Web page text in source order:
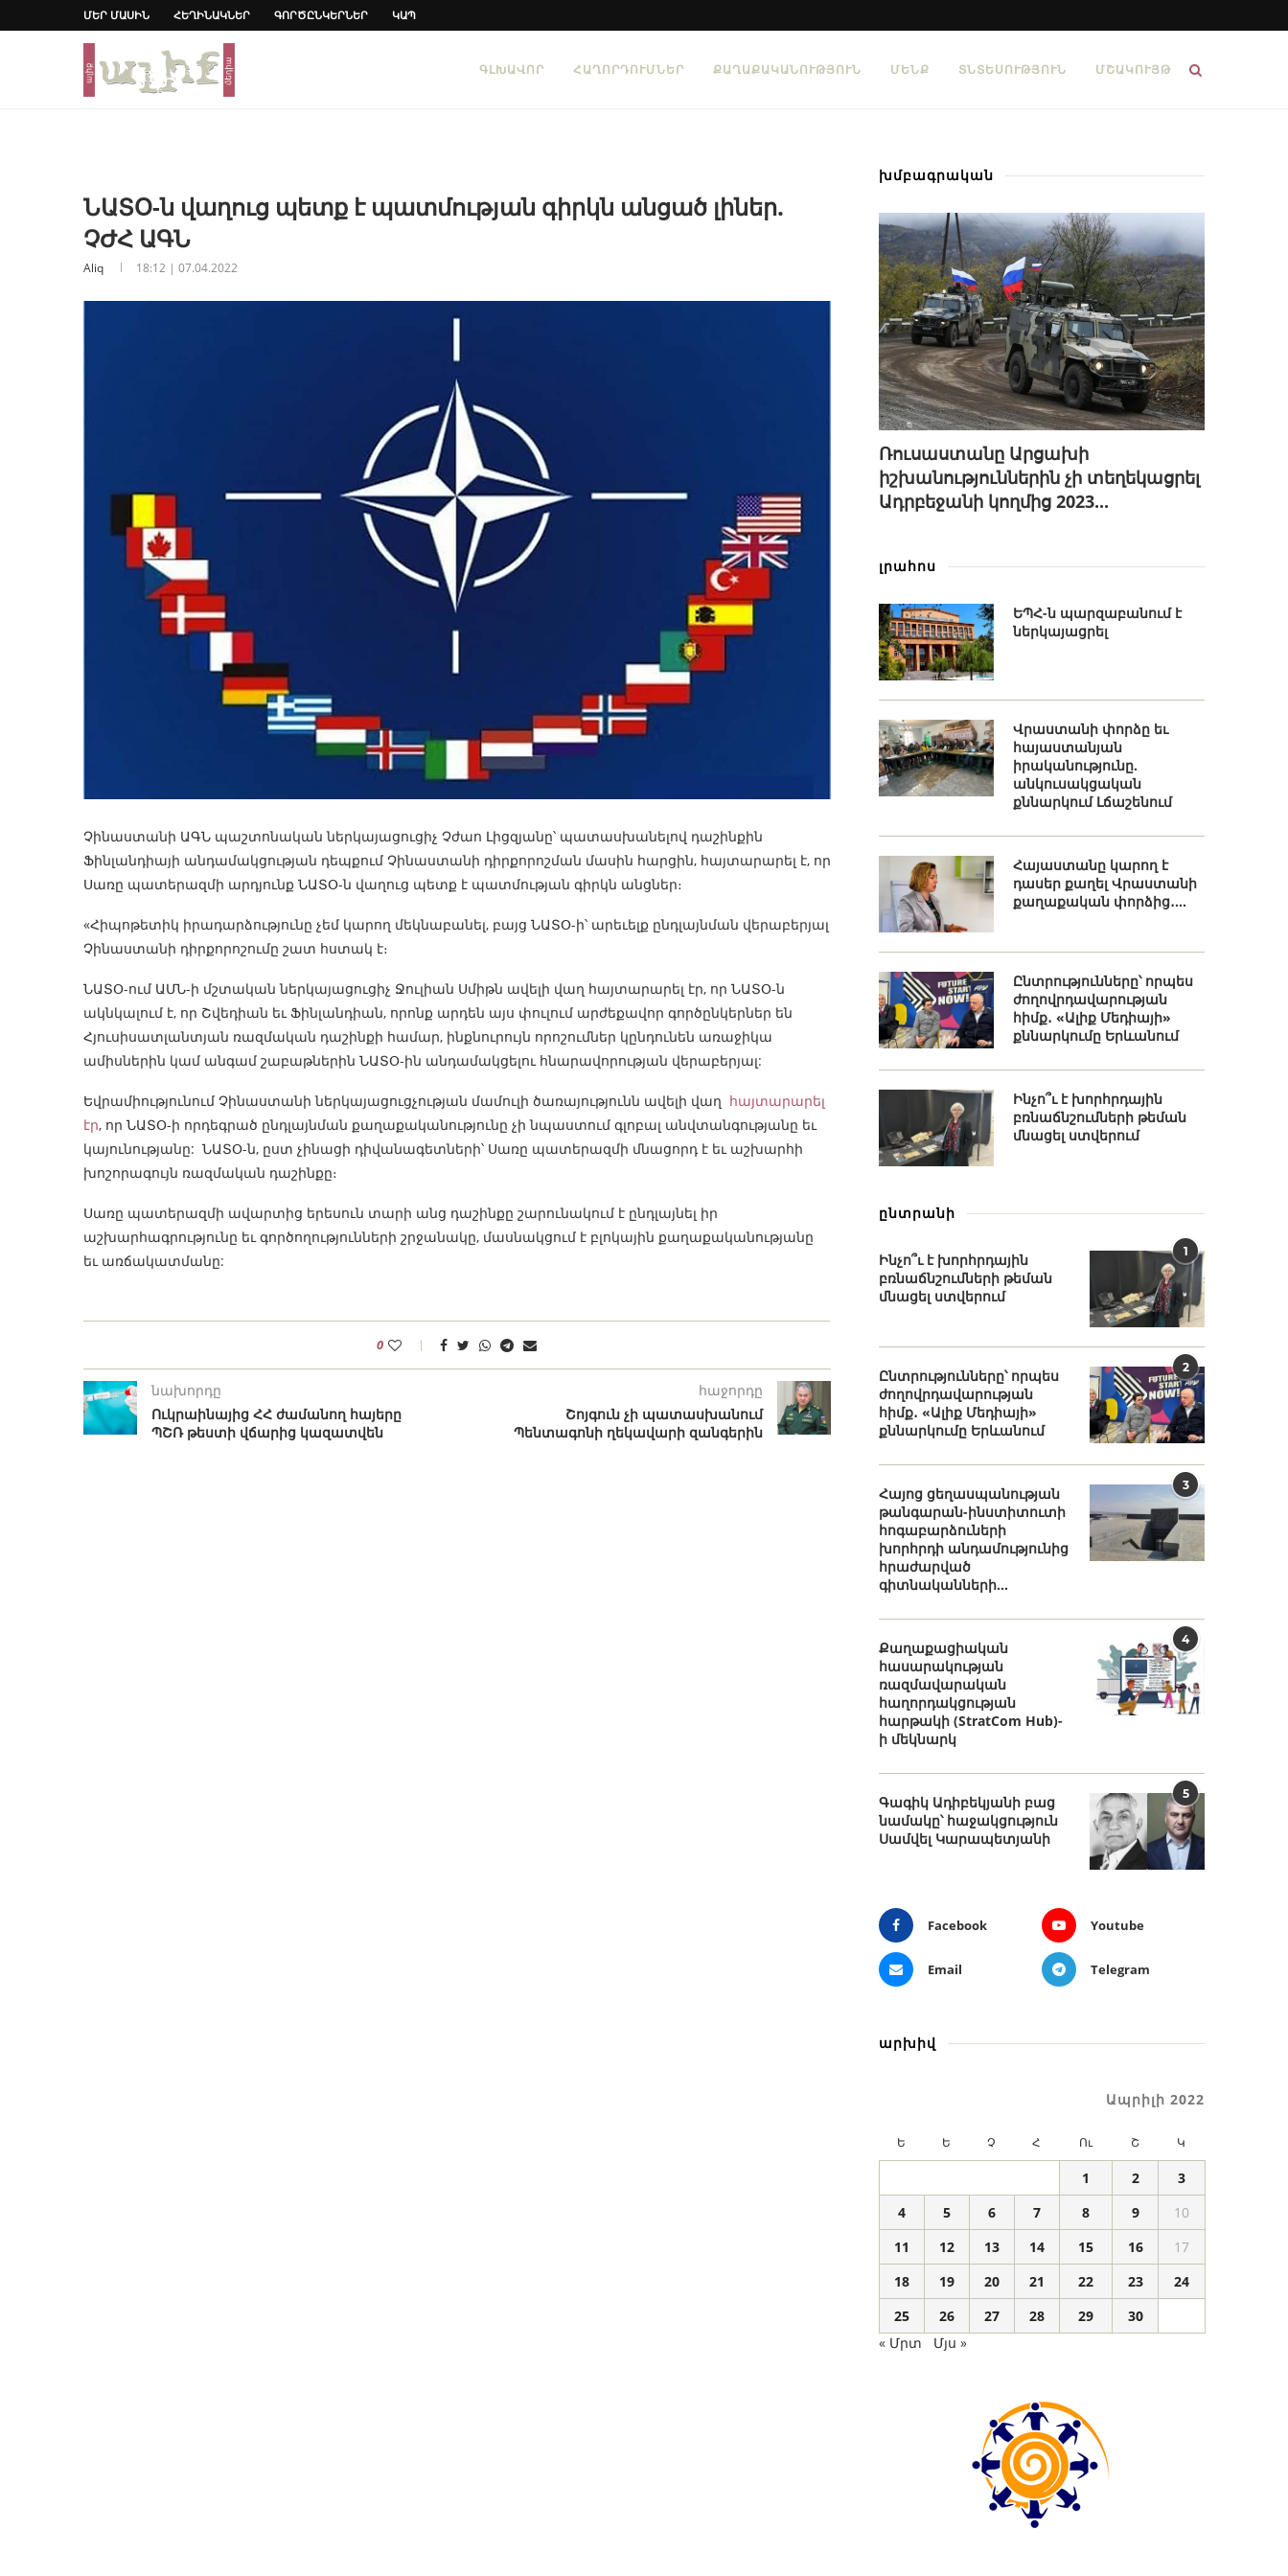
ՄԵՐ ՄԱՍԻՆ ՀԵՂԻՆԱԿՆԵՐ ԳՈՐԾԸՆԿԵՐՆԵՐ ԿԱՊ
ԳԼԽԱՎՈՐ ՀԱՂՈՐԴՈՒՄՆԵՐ ՔԱՂԱՔԱԿԱՆՈՒԹՅՈՒՆ ՄԵՆՔ ՏՆՏԵՍՈՒԹՅՈՒՆ ՄՇԱԿՈՒՅԹ
ՆԱՏՕ-ն վաղուց պետք է պատմության գիրկն անցած լիներ.
ՉԺՀ ԱԳՆ
Aliq 18:12 | 07.04.2022
Չինաստանի ԱԳՆ պաշտոնական ներկայացուցիչ Չժաո Լիցզյանը՝ պատասխանելով դաշինքին
Ֆինլանդիայի անդամակցության դեպքում Չինաստանի դիրքորոշման մասին հարցին, հայտարարել է, որ
Սառը պատերազմի արդյունք ՆԱՏՕ-ն վաղուց պետք է պատմության գիրկն անցներ։
«Հիպոթետիկ իրադարձությունը չեմ կարող մեկնաբանել, բայց ՆԱՏՕ-ի՝ արեւելք ընդլայնման վերաբերյալ
Չինաստանի դիրքորոշումը շատ հստակ է։
ՆԱՏՕ-ում ԱՄՆ-ի մշտական ներկայացուցիչ Ջուլիան Սմիթն ավելի վաղ հայտարարել էր, որ ՆԱՏՕ-ն
ակնկալում է, որ Շվեդիան եւ Ֆինլանդիան, որոնք արդեն այս փուլում արժեքավոր գործընկերներ են
Հյուսիսատլանտյան ռազմական դաշինքի համար, ինքնուրույն որոշումներ կընդունեն առաջիկա
ամիսներին կամ անգամ շաբաթներին ՆԱՏՕ-ին անդամակցելու հնարավորության վերաբերյալ:
Եվրամիությունում Չինաստանի ներկայացուցչության մամուլի ծառայությունն ավելի վաղ հայտարարել
էր, որ ՆԱՏՕ-ի որդեգրած ընդլայնման քաղաքականությունը չի նպաստում գլոբալ անվտանգությանը եւ
կայունությանը: ՆԱՏՕ-ն, ըստ չինացի դիվանագետների՝ Սառը պատերազմի մնացորդ է եւ աշխարհի
խոշորագույն ռազմական դաշինքը։
Սառը պատերազմի ավարտից երեսուն տարի անց դաշինքը շարունակում է ընդլայնել իր
աշխարհագրությունը եւ գործողությունների շրջանակը, մասնակցում է բլոկային քաղաքականությանը
եւ առճակատմանը:
0
նախորդը
Ուկրաինայից ՀՀ ժամանող հայերը
ՊՇՌ թեստի վճարից կազատվեն
հաջորդը
Շոյգուն չի պատասխանում
Պենտագոնի ղեկավարի զանգերին
խմբագրական
Ռուսաստանը Արցախի
իշխանություններին չի տեղեկացրել
Ադրբեջանի կողմից 2023...
լրահոս
ԵՊՀ-ն պարզաբանում է
ներկայացրել
Վրաստանի փորձը եւ
հայաստանյան
իրականությունը.
անկուսակցական
քննարկում Լճաշենում
Հայաստանը կարող է
դասեր քաղել Վրաստանի
քաղաքական փորձից․...
Ընտրությունները՝ որպես
ժողովրդավարության
հիմք․ «Ալիք Մեդիայի»
քննարկումը Երևանում
Ինչո՞ւ է խորհրդային
բռնաճնշումների թեման
մնացել ստվերում
ընտրանի
1
Ինչո՞ւ է խորհրդային
բռնաճնշումների թեման
մնացել ստվերում
2
Ընտրությունները՝ որպես
ժողովրդավարության
հիմք․ «Ալիք Մեդիայի»
քննարկումը Երևանում
3
Հայոց ցեղասպանության
թանգարան-ինստիտուտի
հոգաբարձուների
խորհրդի անդամությունից
հրաժարված
գիտնականների...
4
Քաղաքացիական
հասարակության
ռազմավարական
հաղորդակցության
հարթակի (StratCom Hub)-
ի մեկնարկ
5
Գագիկ Ադիբեկյանի բաց
նամակը՝ հաջակցություն
Սամվել Կարապետյանի
Facebook Youtube
Email Telegram
արխիվ
Ապրիլի 2022
Ե Ե Չ Հ Ու Շ Կ
1 2
3
4
5 6 7 8 9
10
11
12 13 14 15 16
17
18
19 20 21 22 23
24
25
26 27 28 29
30
« Մրտ
Մյս »